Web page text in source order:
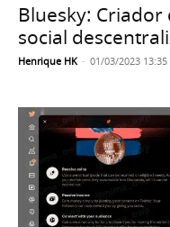
Bluesky:
social
Henrique HK - 01/03/2023 13:35